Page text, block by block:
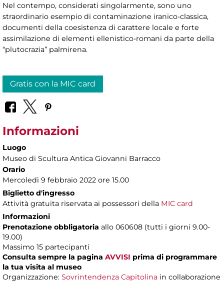
Nel contempo, considerati singolarmente, sono uno
straordinario esempio di contaminazione iranico-classica,
documenti della coesistenza di carattere locale e forte
assimilazione di elementi ellenistico-romani da parte della
“plutocrazia” palmirena.
Gratis con la MIC card
Informazioni
Luogo
Museo di Scultura Antica Giovanni Barracco
Orario
Mercoledì 9 febbraio 2022 ore 15.00
Biglietto d'ingresso
Attività gratuita riservata ai possessori della MIC card
Informazioni
Prenotazione obbligatoria allo 060608 (tutti i giorni 9.00-
19.00)
Massimo 15 partecipanti
Consulta sempre la pagina AVVISI prima di programmare
la tua visita al museo
Organizzazione: Sovrintendenza Capitolina in collaborazione